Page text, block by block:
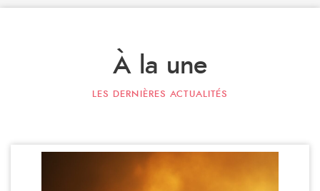
À la une
LES DERNIÈRES ACTUALITÉS